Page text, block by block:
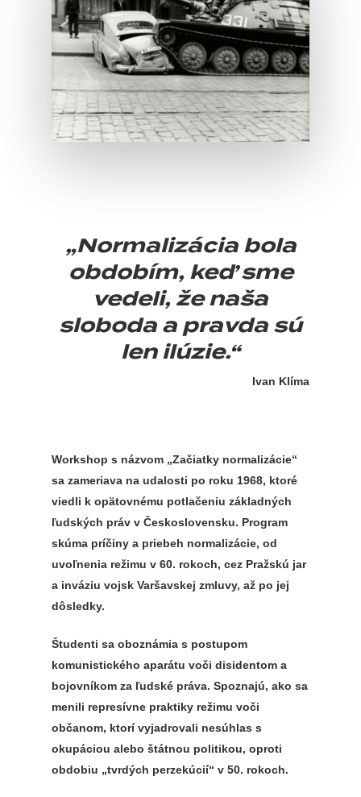
„Normalizácia bola
obdobím, keď sme
vedeli, že naša
sloboda a pravda sú
len ilúzie.“
Ivan Klíma
Workshop s názvom „Začiatky normalizácie“
sa zameriava na udalosti po roku 1968, ktoré
viedli k opätovnému potlačeniu základných
ľudských práv v Československu. Program
skúma príčiny a priebeh normalizácie, od
uvoľnenia režimu v 60. rokoch, cez Pražskú jar
a inváziu vojsk Varšavskej zmluvy, až po jej
dôsledky.
Študenti sa oboznámia s postupom
komunistického aparátu voči disidentom a
bojovníkom za ľudské práva. Spoznajú, ako sa
menili represívne praktiky režimu voči
občanom, ktorí vyjadrovali nesúhlas s
okupáciou alebo štátnou politikou, oproti
obdobiu „tvrdých perzekúcií“ v 50. rokoch.